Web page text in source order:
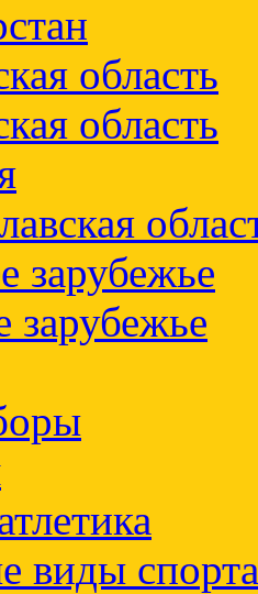
область
область
зарубежье
зарубежье
виды спорта